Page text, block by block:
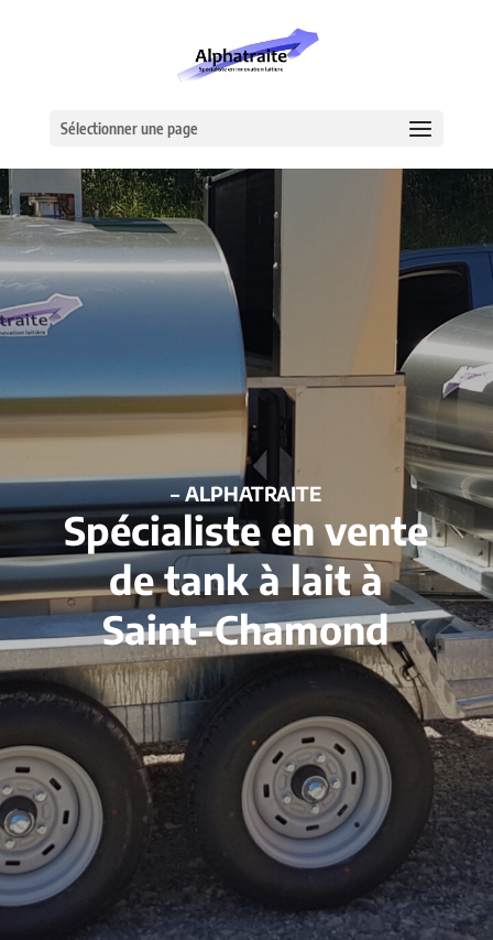
Sélectionner une page
– ALPHATRAITE
Spécialiste en vente
de tank à lait à
Saint-Chamond